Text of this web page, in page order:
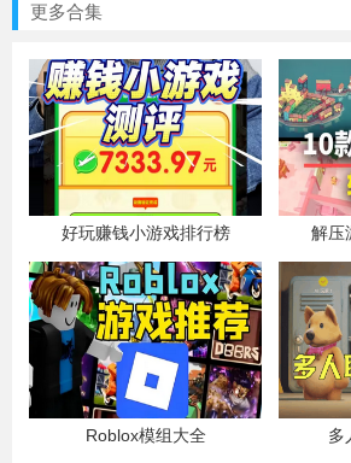
更多合集
好玩赚钱小游戏排行榜 解压
Roblox模组大全 多